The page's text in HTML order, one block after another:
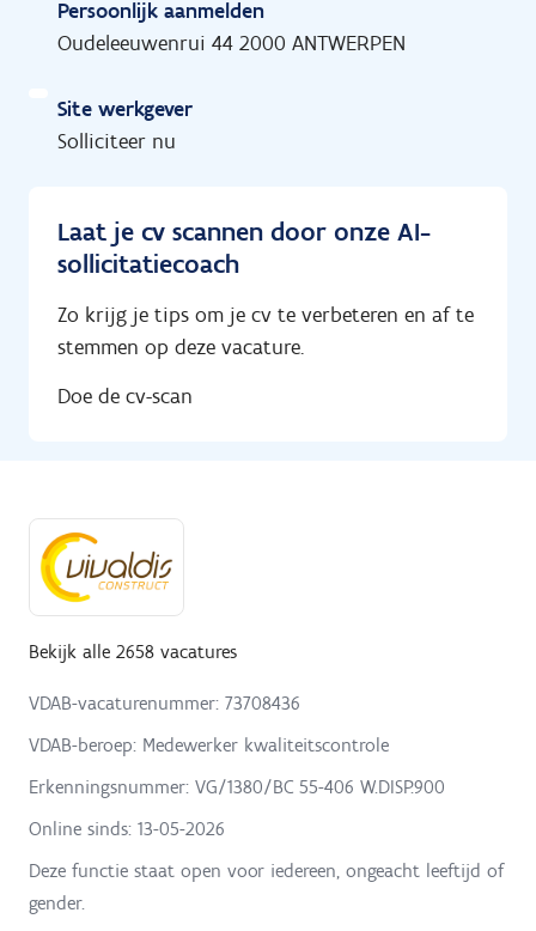
Persoonlijk aanmelden
Oudeleeuwenrui 44 2000 ANTWERPEN
Site werkgever
Solliciteer nu
Laat je cv scannen door onze AI-
sollicitatiecoach
Zo krijg je tips om je cv te verbeteren en af te
stemmen op deze vacature.
Doe de cv-scan
Bekijk alle 2658 vacatures
VDAB-vacaturenummer: 73708436
VDAB-beroep: Medewerker kwaliteitscontrole
Erkenningsnummer: VG/1380/BC 55-406 W.DISP.900
Online sinds: 13-05-2026
Deze functie staat open voor iedereen, ongeacht leeftijd of
gender.